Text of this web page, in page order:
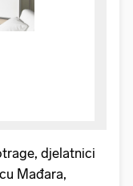
djelatnici
Mađara,